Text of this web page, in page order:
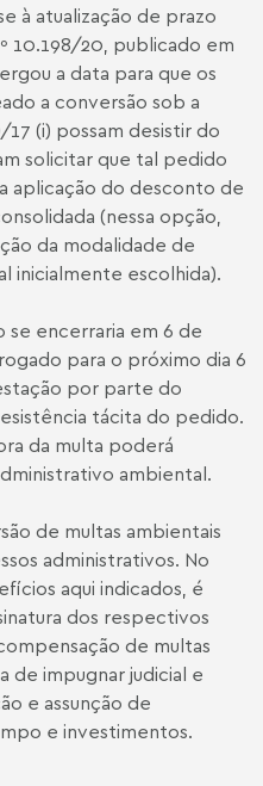
à atualização de prazo
10.198/20, publicado em
a data para que os
a conversão sob a
(i) possam desistir do
solicitar que tal pedido
aplicação do desconto de
(nessa opção,
da modalidade de
inicialmente escolhida).
encerraria em 6 de
para o próximo dia 6
por parte do
tácita do pedido.
da multa poderá
ambiental.
de multas ambientais
administrativos. No
aqui indicados, é
dos respectivos
de multas
de impugnar judicial e
e assunção de
e investimentos.